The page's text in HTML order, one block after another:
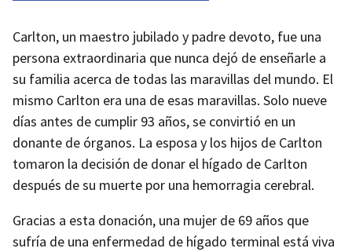
Carlton, un maestro jubilado y padre devoto, fue una
persona extraordinaria que nunca dejó de enseñarle a
su familia acerca de todas las maravillas del mundo. El
mismo Carlton era una de esas maravillas. Solo nueve
días antes de cumplir 93 años, se convirtió en un
donante de órganos. La esposa y los hijos de Carlton
tomaron la decisión de donar el hígado de Carlton
después de su muerte por una hemorragia cerebral.
Gracias a esta donación, una mujer de 69 años que
sufría de una enfermedad de hígado terminal está viva